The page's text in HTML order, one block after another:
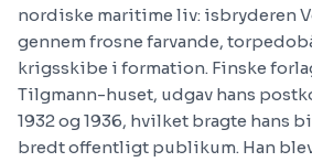
nordiske maritime liv: isbryderen
gennem frosne farvande,
krigsskibe i formation. Finske
Tilgmann-huset, udgav hans
1932 og 1936, hvilket bragte hans
bredt offentligt publikum. Han